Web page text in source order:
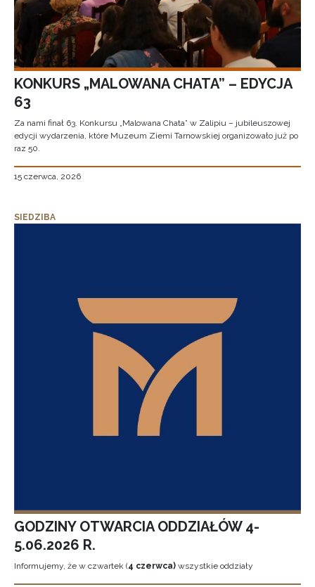
KONKURS „MALOWANA CHATA” – EDYCJA
63
Za nami finał 63. Konkursu „Malowana Chata” w Zalipiu – jubileuszowej
edycji wydarzenia, które Muzeum Ziemi Tarnowskiej organizowało już po
raz 50.
15 czerwca, 2026
SIEDZIBA
GODZINY OTWARCIA ODDZIAŁÓW 4-
5.06.2026 R.
Informujemy, że w czwartek (4 czerwca) wszystkie oddziały